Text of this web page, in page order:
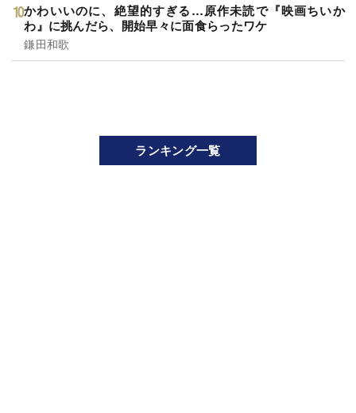
かわいいのに、絶望的すぎる…原作未読で『映画ちいか
わ』に挑んだら、開始早々に面食らったワケ
鎌田和歌
ランキング一覧